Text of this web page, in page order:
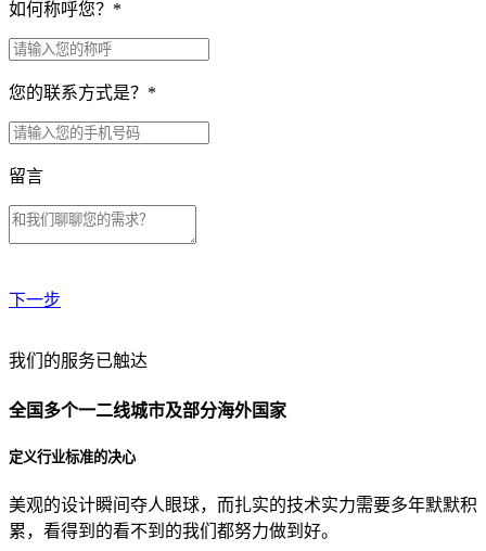
如何称呼您？ *
您的联系方式是？ *
留言
下一步
贵公司预算范围是？
贵公司的团队规模是？
目前主要的营销渠道是？
我们的服务已触达
全国多个一二线城市及部分海外国家
定义行业标准的决心
美观的设计瞬间夺人眼球，而扎实的技术实力需要多年默默积
累，看得到的看不到的我们都努力做到好。